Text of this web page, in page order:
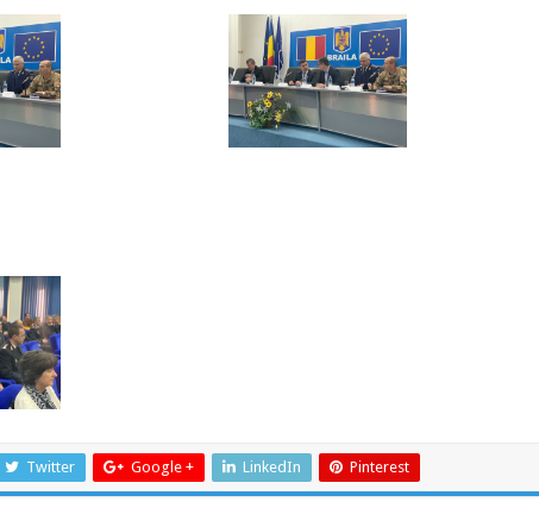
Twitter Google + LinkedIn Pinterest